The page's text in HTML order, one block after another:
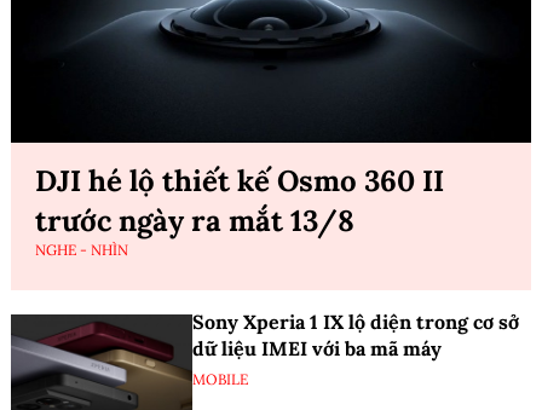
DJI hé lộ thiết kế Osmo 360 II
trước ngày ra mắt 13/8
NGHE - NHÌN
Sony Xperia 1 IX lộ diện trong cơ sở
dữ liệu IMEI với ba mã máy
MOBILE